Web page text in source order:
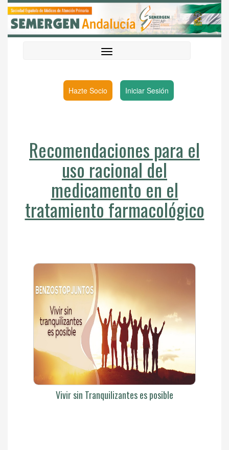
Hazte Socio Iniciar Sesión
Recomendaciones para el
uso racional del
medicamento en el
tratamiento farmacológico
Vivir sin Tranquilizantes es posible